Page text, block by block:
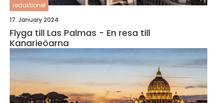
redaktionel
17. January 2024
Flyga till Las Palmas - En resa till
Kanarieöarna